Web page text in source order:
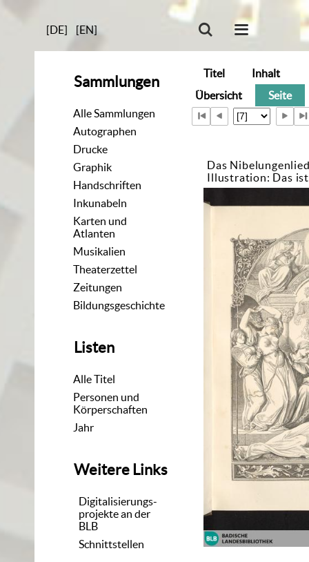
[DE] [EN]
Sammlungen
Alle Sammlungen
Autographen
Drucke
Graphik
Handschriften
Inkunabeln
Karten und
Atlanten
Musikalien
Theaterzettel
Zeitungen
Bildungsgeschichte
Listen
Alle Titel
Personen und
Körperschaften
Jahr
Weitere Links
Digitalisierungs-
projekte an der
BLB
Schnittstellen
Titel
Inhalt
Übersicht
Seite
Das
Illustration: Das